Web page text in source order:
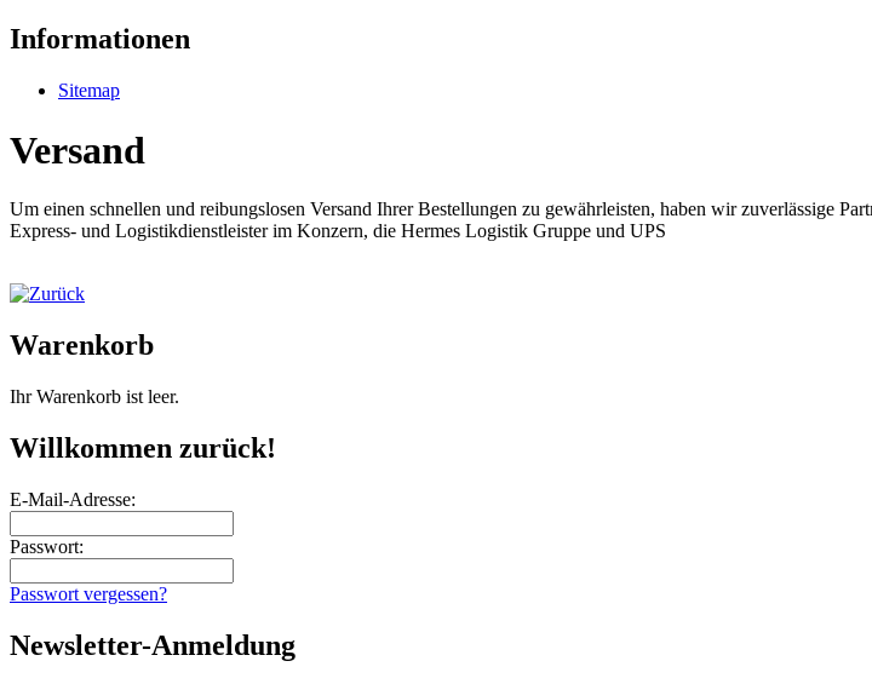
Informationen
Sitemap
Versand
Um einen schnellen und reibungslosen Versand Ihrer Bestellungen zu gewährleisten, haben wir zuverlässige
Express- und Logistikdienstleister im Konzern, die Hermes Logistik Gruppe und UPS
Warenkorb
Ihr Warenkorb ist leer.
Willkommen zurück!
E-Mail-Adresse:
Passwort:
Passwort vergessen?
Newsletter-Anmeldung